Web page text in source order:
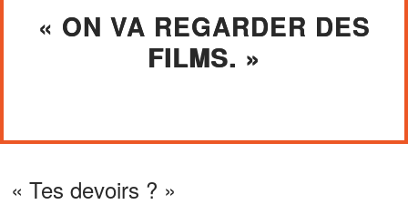
« ON VA REGARDER DES
FILMS. »
« Tes devoirs ? »